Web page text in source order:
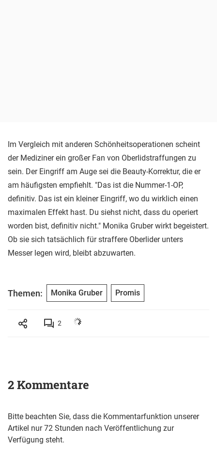
Im Vergleich mit anderen Schönheitsoperationen scheint
der Mediziner ein großer Fan von Oberlidstraffungen zu
sein. Der Eingriff am Auge sei die Beauty-Korrektur, die er
am häufigsten empfiehlt. "Das ist die Nummer-1-OP,
definitiv. Das ist ein kleiner Eingriff, wo du wirklich einen
maximalen Effekt hast. Du siehst nicht, dass du operiert
worden bist, definitiv nicht." Monika Gruber wirkt begeistert.
Ob sie sich tatsächlich für straffere Oberlider unters
Messer legen wird, bleibt abzuwarten.
Themen: Monika Gruber Promis
2
2 Kommentare
Bitte beachten Sie, dass die Kommentarfunktion unserer
Artikel nur 72 Stunden nach Veröffentlichung zur
Verfügung steht.